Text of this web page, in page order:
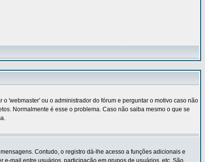
'webmaster' ou o administrador do fórum e perguntar o motivo caso não
Normalmente é esse o problema. Caso não saiba mesmo o que se
Contudo, o registro dá-lhe acesso a funções adicionais e
mail entre usuários, participação em grupos de usuários, etc. São